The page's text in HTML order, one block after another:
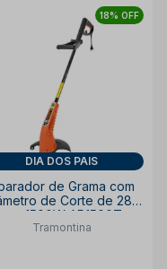
18% OFF
DIA DOS PAIS
de Grama com
de Corte de 280
mm 1500W AP1500T
TRAMONTINA
Tramontina